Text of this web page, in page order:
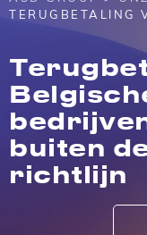
TERUGBETALING
buiten
richtlijn